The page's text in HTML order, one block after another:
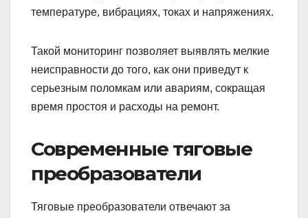
температуре, вибрациях, токах и напряжениях.
Такой мониторинг позволяет выявлять мелкие
неисправности до того, как они приведут к
серьезным поломкам или авариям, сокращая
время простоя и расходы на ремонт.
Современные тяговые
преобразователи
Тяговые преобразователи отвечают за